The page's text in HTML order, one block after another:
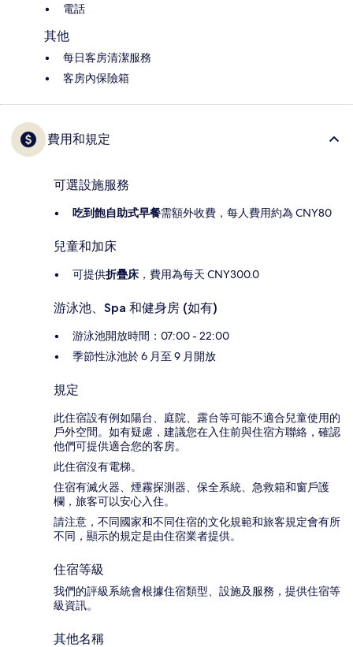
電話
其他
每日客房清潔服務
客房內保險箱
費用和規定
可選設施服務
吃到飽自助式早餐需額外收費，每人費用約為 CNY80
兒童和加床
可提供折疊床 ，費用為每天 CNY300.0
游泳池、Spa 和健身房 (如有)
游泳池開放時間：07:00 - 22:00
季節性泳池於 6 月至 9 月開放
規定
此住宿設有例如陽台、庭院、露台等可能不適合兒童使用的
戶外空間。如有疑慮，建議您在入住前與住宿方聯絡，確認
他們可提供適合您的客房。
此住宿沒有電梯。
住宿有滅火器、煙霧探測器、保全系統、急救箱和窗戶護
欄，旅客可以安心入住。
請注意，不同國家和不同住宿的文化規範和旅客規定會有所
不同，顯示的規定是由住宿業者提供。
住宿等級
我們的評級系統會根據住宿類型、設施及服務，提供住宿等
級資訊。
其他名稱